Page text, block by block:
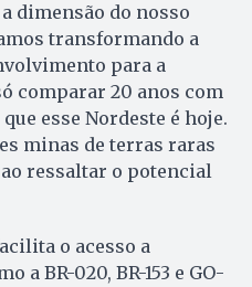
dimensão do nosso
transformando a
para a
comparar 20 anos com
esse Nordeste é hoje.
minas de terras raras
ressaltar o potencial
o acesso a
a BR-020, BR-153 e GO-